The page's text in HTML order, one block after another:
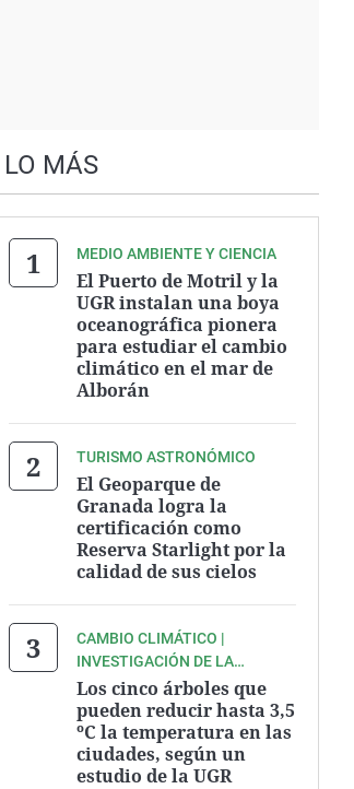
LO MÁS
MEDIO AMBIENTE Y CIENCIA
El Puerto de Motril y la
UGR instalan una boya
oceanográfica pionera
para estudiar el cambio
climático en el mar de
Alborán
TURISMO ASTRONÓMICO
El Geoparque de
Granada logra la
certificación como
Reserva Starlight por la
calidad de sus cielos
CAMBIO CLIMÁTICO |
INVESTIGACIÓN DE LA
UNIVERSIDAD DE GRANADA
Los cinco árboles que
pueden reducir hasta 3,5
ºC la temperatura en las
ciudades, según un
estudio de la UGR